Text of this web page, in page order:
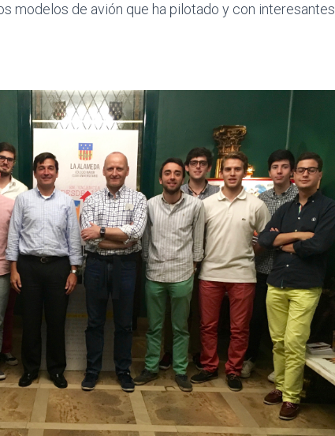
modelos de avión que ha pilotado y con interesantes